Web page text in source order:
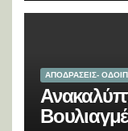
ΑΠΟΔΡΑΣΕΙΣ-